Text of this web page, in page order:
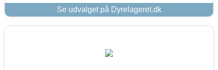
Se udvalget på Dyrelageret.dk